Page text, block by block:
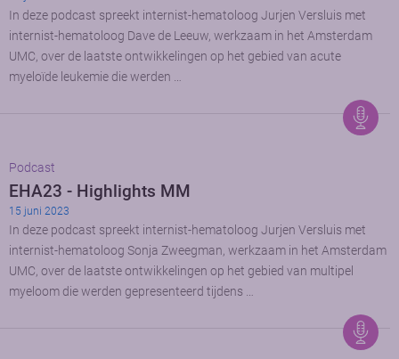
In deze podcast spreekt internist-hematoloog Jurjen Versluis met
internist-hematoloog Dave de Leeuw, werkzaam in het Amsterdam
UMC, over de laatste ontwikkelingen op het gebied van acute
myeloïde leukemie die werden …
Podcast
EHA23 - Highlights MM
15 juni 2023
In deze podcast spreekt internist-hematoloog Jurjen Versluis met
internist-hematoloog Sonja Zweegman, werkzaam in het Amsterdam
UMC, over de laatste ontwikkelingen op het gebied van multipel
myeloom die werden gepresenteerd tijdens …